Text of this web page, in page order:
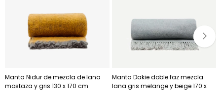
Manta Nidur de mezcla de lana
mostaza y gris 130 x 170 cm
Manta Dakie doble faz mezcla
lana gris melange y beige 170 x